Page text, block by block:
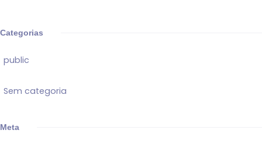
Categorias
public
Sem categoria
Meta